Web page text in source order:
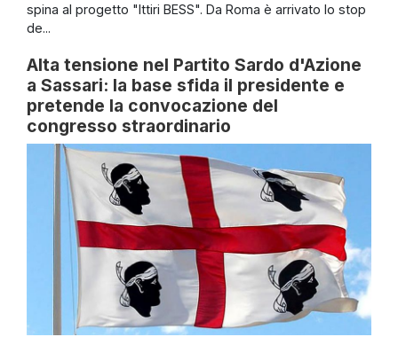
spina al progetto "Ittiri BESS". Da Roma è arrivato lo stop
de...
Alta tensione nel Partito Sardo d'Azione
a Sassari: la base sfida il presidente e
pretende la convocazione del
congresso straordinario